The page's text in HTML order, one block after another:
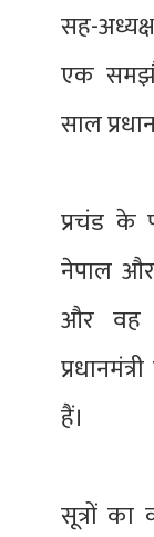
सह-
एक
साल
प्रचंड के
नेपाल
और वह
हैं।
सूत्रों